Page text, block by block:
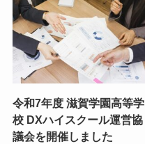
令和7年度 滋賀学園高等学
校 DXハイスクール運営協
議会を開催しました